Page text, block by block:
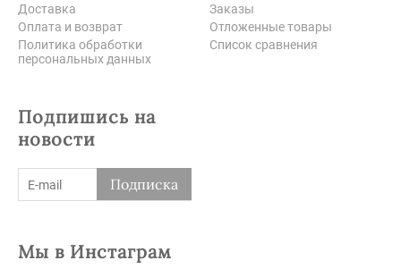
Доставка
Оплата и возврат
Политика обработки
персональных данных
Заказы
Отложенные товары
Список сравнения
Подпишись на
новости
Подписка
Мы в Инстаграм